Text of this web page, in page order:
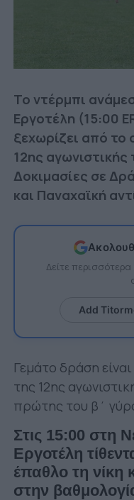
Το ντέρμπι
Εργοτέλη (15:00
ξεχωρίζει από το
12ης
Δοκιμασίες σε
και Παναχαϊκή
Δείτε
Add
Γεμάτο δράση
της 12ης
πρώτης του β΄
Στις 15:00 στη
Εργοτέλη
έπαθλο τη νίκη
στην